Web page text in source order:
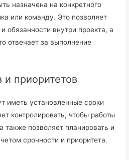
назначена на конкретного
или команду. Это позволяет
обязанности внутри проекта, а
отвечает за выполнение
и приоритетов
иметь установленные сроки
контролировать, чтобы работы
позволяет планировать и
срочности и приоритета.